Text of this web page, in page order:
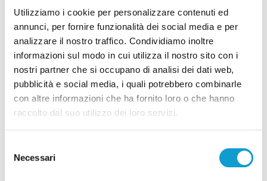
Utilizziamo i cookie per personalizzare contenuti ed
annunci, per fornire funzionalità dei social media e per
analizzare il nostro traffico. Condividiamo inoltre
informazioni sul modo in cui utilizza il nostro sito con i
nostri partner che si occupano di analisi dei dati web,
pubblicità e social media, i quali potrebbero combinarle
con altre informazioni che ha fornito loro o che hanno
raccolto dal suo utilizzo dei loro servizi.
delNecessari
08/08/2026